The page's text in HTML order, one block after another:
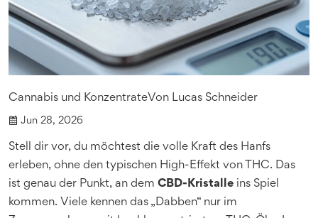
Cannabis und KonzentrateVon Lucas Schneider
Jun 28, 2026
Stell dir vor, du möchtest die volle Kraft des Hanfs
erleben, ohne den typischen High-Effekt von THC. Das
ist genau der Punkt, an dem CBD-Kristalle ins Spiel
kommen. Viele kennen das „Dabben“ nur im